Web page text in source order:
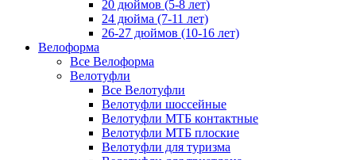
20 дюймов (5-8 лет)
24 дюйма (7-11 лет)
26-27 дюймов (10-16 лет)
Велоформа
Все Велоформа
Велотуфли
Все Велотуфли
Велотуфли шоссейные
Велотуфли МТБ контактные
Велотуфли МТБ плоские
Велотуфли для туризма